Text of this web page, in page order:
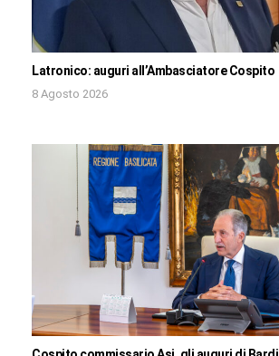
Latronico: auguri all’Ambasciatore Cospito
8 Agosto 2026